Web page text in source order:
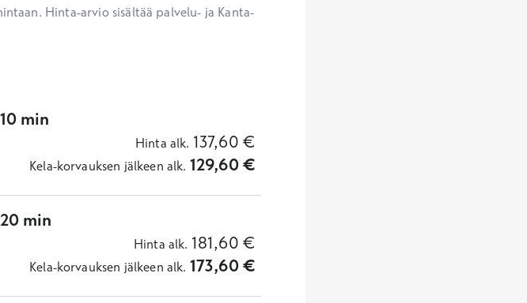
Hinta-arvio sisältää palvelu- ja Kanta-
min
Hinta alk. 137,60 €
Kela-korvauksen jälkeen alk. 129,60€
min
Hinta alk. 181,60 €
Kela-korvauksen jälkeen alk. 173,60€